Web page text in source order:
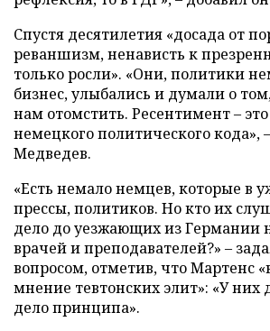
Спустя десятилетия «досада от
реваншизм, ненависть к
только росли». «Они, политики
бизнес, улыбались и думали о
нам отомстить. Ресентимент – это
немецкого политического кода»,
Медведев.
«Есть немало немцев, которые в
прессы, политиков. Но кто их
дело до уезжающих из Германии
врачей и преподавателей?» –
вопросом, отметив, что Мартенс
мнение тевтонских элит»: «У них
дело принципа».